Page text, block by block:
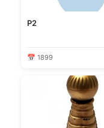
P2
📅 1899